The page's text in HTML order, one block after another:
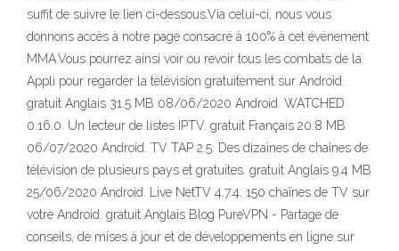
suffit de suivre le lien ci-dessous.Via celui-ci, nous vous
donnons accès à notre page consacré à 100% à cet événement
MMA.Vous pourrez ainsi voir ou revoir tous les combats de la
Appli pour regarder la télévision gratuitement sur Android.
gratuit Anglais 31.5 MB 08/06/2020 Android. WATCHED
0.16.0. Un lecteur de listes IPTV. gratuit Français 20.8 MB
06/07/2020 Android. TV TAP 2.5. Des dizaines de chaînes de
télévision de plusieurs pays et gratuites. gratuit Anglais 9.4 MB
25/06/2020 Android. Live NetTV 4.7.4. 150 chaînes de TV sur
votre Android. gratuit Anglais Blog PureVPN - Partage de
conseils, de mises à jour et de développements en ligne sur